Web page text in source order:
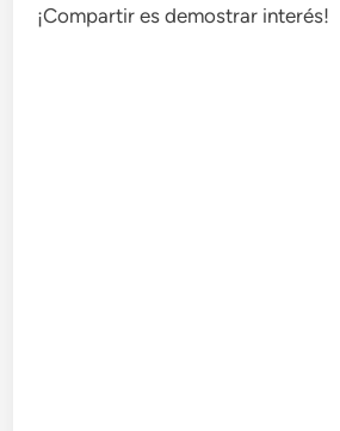
¡Compartir es demostrar interés!